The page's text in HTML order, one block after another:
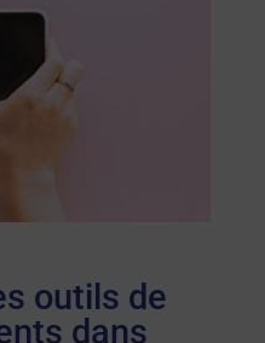
outils de
dans